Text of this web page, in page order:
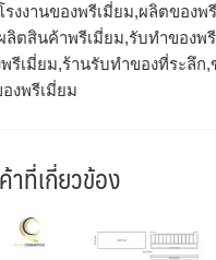
รงงานของพรีเมี่ยม,ผลิตของ
ลิตสินค้าพรีเมี่ยม,รับทำของพ
รีเมี่ยม,ร้านรับทําของที่ระลึก
งพรีเมี่ยม
าที่เกี่ยวข้อง